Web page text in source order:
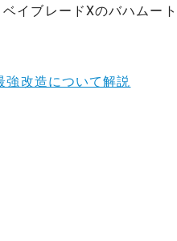
イブレードXのバハムー
強改造について解説